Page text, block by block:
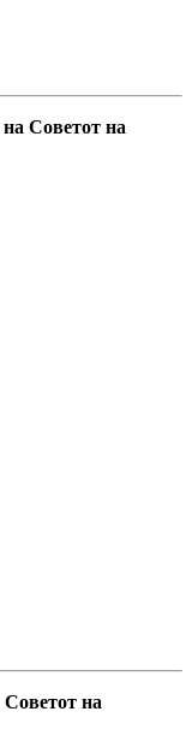
на Советот на
Советот на